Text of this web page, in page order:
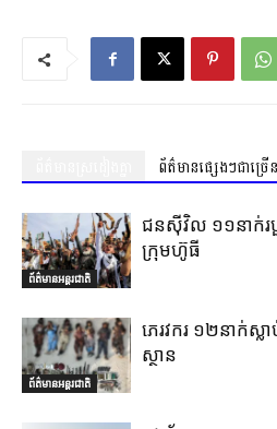
ព័ត៌មានផ្សេងៗជាច្រ
ព័ត៌មានអន្តរជាតិ
ជនស៊ីវិល ១១នាក់រ
ក្រុមហ៊ូធី
ព័ត៌មានអន្តរជាតិ
ភេរវករ ១២នាក់ស្ល
ស្ថាន